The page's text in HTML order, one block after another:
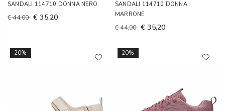
SANDALI 114710 DONNA NERO
€ 44,00 € 35,20
SANDALI 114710 DONNA
MARRONE
€ 44,00 € 35,20
20% 20%